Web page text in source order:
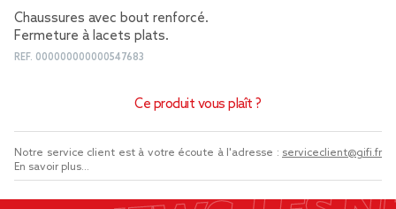
Chaussures avec bout renforcé.
Fermeture à lacets plats.
REF. 000000000000547683
Ce produit vous plaît ?
Notre service client est à votre écoute à l'adresse : serviceclient@gifi.fr
En savoir plus...